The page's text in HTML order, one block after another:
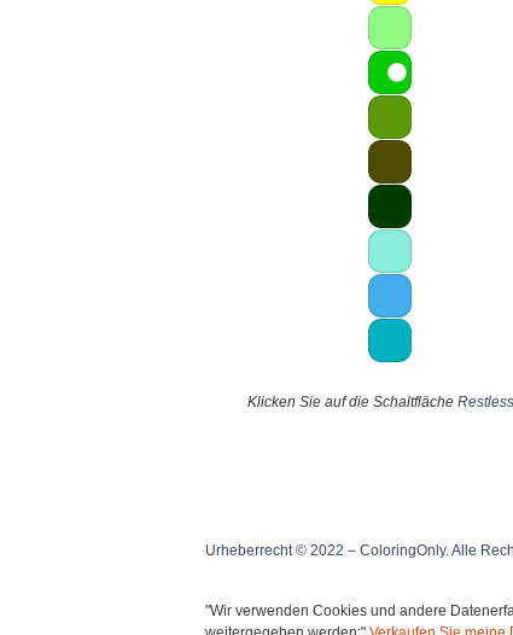
Klicken Sie auf die Schaltfläche
Urheberrecht © 2022 – ColoringOnly. Alle
"Wir verwenden Cookies und andere